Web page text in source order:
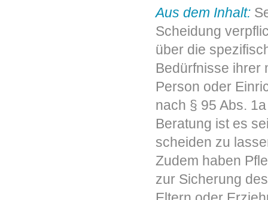
Aus dem Inhalt:
Scheidung
über die
Bedürfnisse ihrer
Person oder
nach § 95 Abs.
Beratung ist es
scheiden zu
Zudem haben
zur Sicherung